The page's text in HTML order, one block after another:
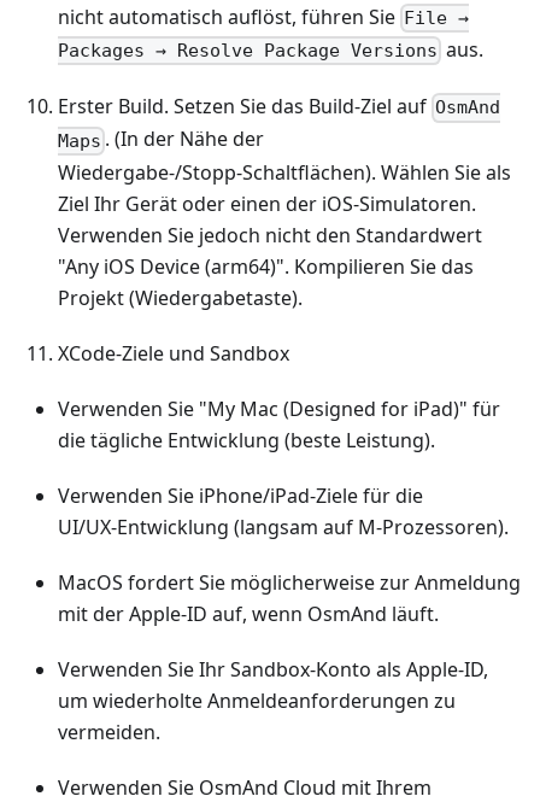
nicht automatisch auflöst, führen Sie File →
Packages → Resolve Package Versions aus.
Erster Build. Setzen Sie das Build‑Ziel auf OsmAnd
Maps . (In der Nähe der
Wiedergabe-/Stopp‑Schaltflächen). Wählen Sie als
Ziel Ihr Gerät oder einen der iOS‑Simulatoren.
Verwenden Sie jedoch nicht den Standardwert
"Any iOS Device (arm64)". Kompilieren Sie das
Projekt (Wiedergabetaste).
XCode-Ziele und Sandbox
Verwenden Sie "My Mac (Designed for iPad)" für
die tägliche Entwicklung (beste Leistung).
Verwenden Sie iPhone/iPad‑Ziele für die
UI/UX‑Entwicklung (langsam auf M‑Prozessoren).
MacOS fordert Sie möglicherweise zur Anmeldung
mit der Apple‑ID auf, wenn OsmAnd läuft.
Verwenden Sie Ihr Sandbox‑Konto als Apple‑ID,
um wiederholte Anmeldeanforderungen zu
vermeiden.
Verwenden Sie OsmAnd Cloud mit Ihrem